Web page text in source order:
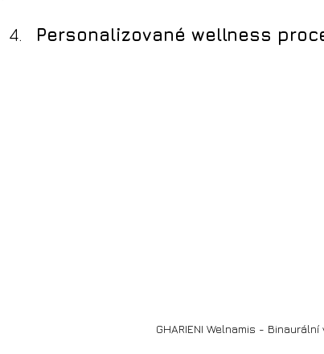
Personalizované wellness
GHARIENI Welnamis -